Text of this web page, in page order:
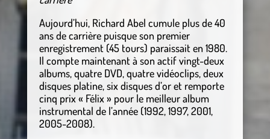
Aujourd’hui, Richard Abel cumule plus de 40
ans de carrière puisque son premier
enregistrement (45 tours) paraissait en 1980.
Il compte maintenant à son actif vingt-deux
albums, quatre DVD, quatre vidéoclips, deux
disques platine, six disques d’or et remporte
cinq prix « Félix » pour le meilleur album
instrumental de l’année (1992, 1997, 2001,
2005-2008).